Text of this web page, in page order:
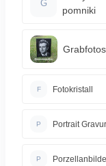
G
pomniki
Grabfotos
F Fotokristall
P Portrait
P